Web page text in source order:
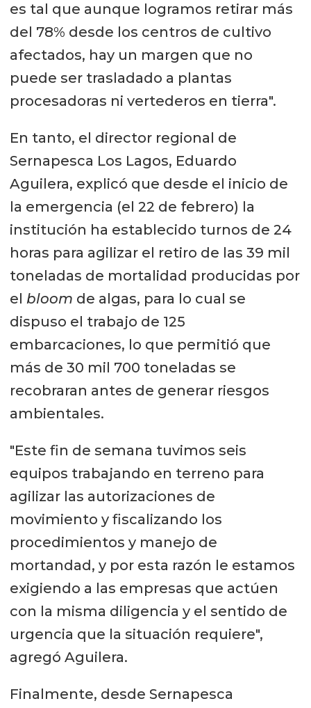
es tal que aunque logramos retirar más
del 78% desde los centros de cultivo
afectados, hay un margen que no
puede ser trasladado a plantas
procesadoras ni vertederos en tierra".
En tanto, el director regional de
Sernapesca Los Lagos, Eduardo
Aguilera, explicó que desde el inicio de
la emergencia (el 22 de febrero) la
institución ha establecido turnos de 24
horas para agilizar el retiro de las 39 mil
toneladas de mortalidad producidas por
el bloom de algas, para lo cual se
dispuso el trabajo de 125
embarcaciones, lo que permitió que
más de 30 mil 700 toneladas se
recobraran antes de generar riesgos
ambientales.
"Este fin de semana tuvimos seis
equipos trabajando en terreno para
agilizar las autorizaciones de
movimiento y fiscalizando los
procedimientos y manejo de
mortandad, y por esta razón le estamos
exigiendo a las empresas que actúen
con la misma diligencia y el sentido de
urgencia que la situación requiere",
agregó Aguilera.
Finalmente, desde Sernapesca